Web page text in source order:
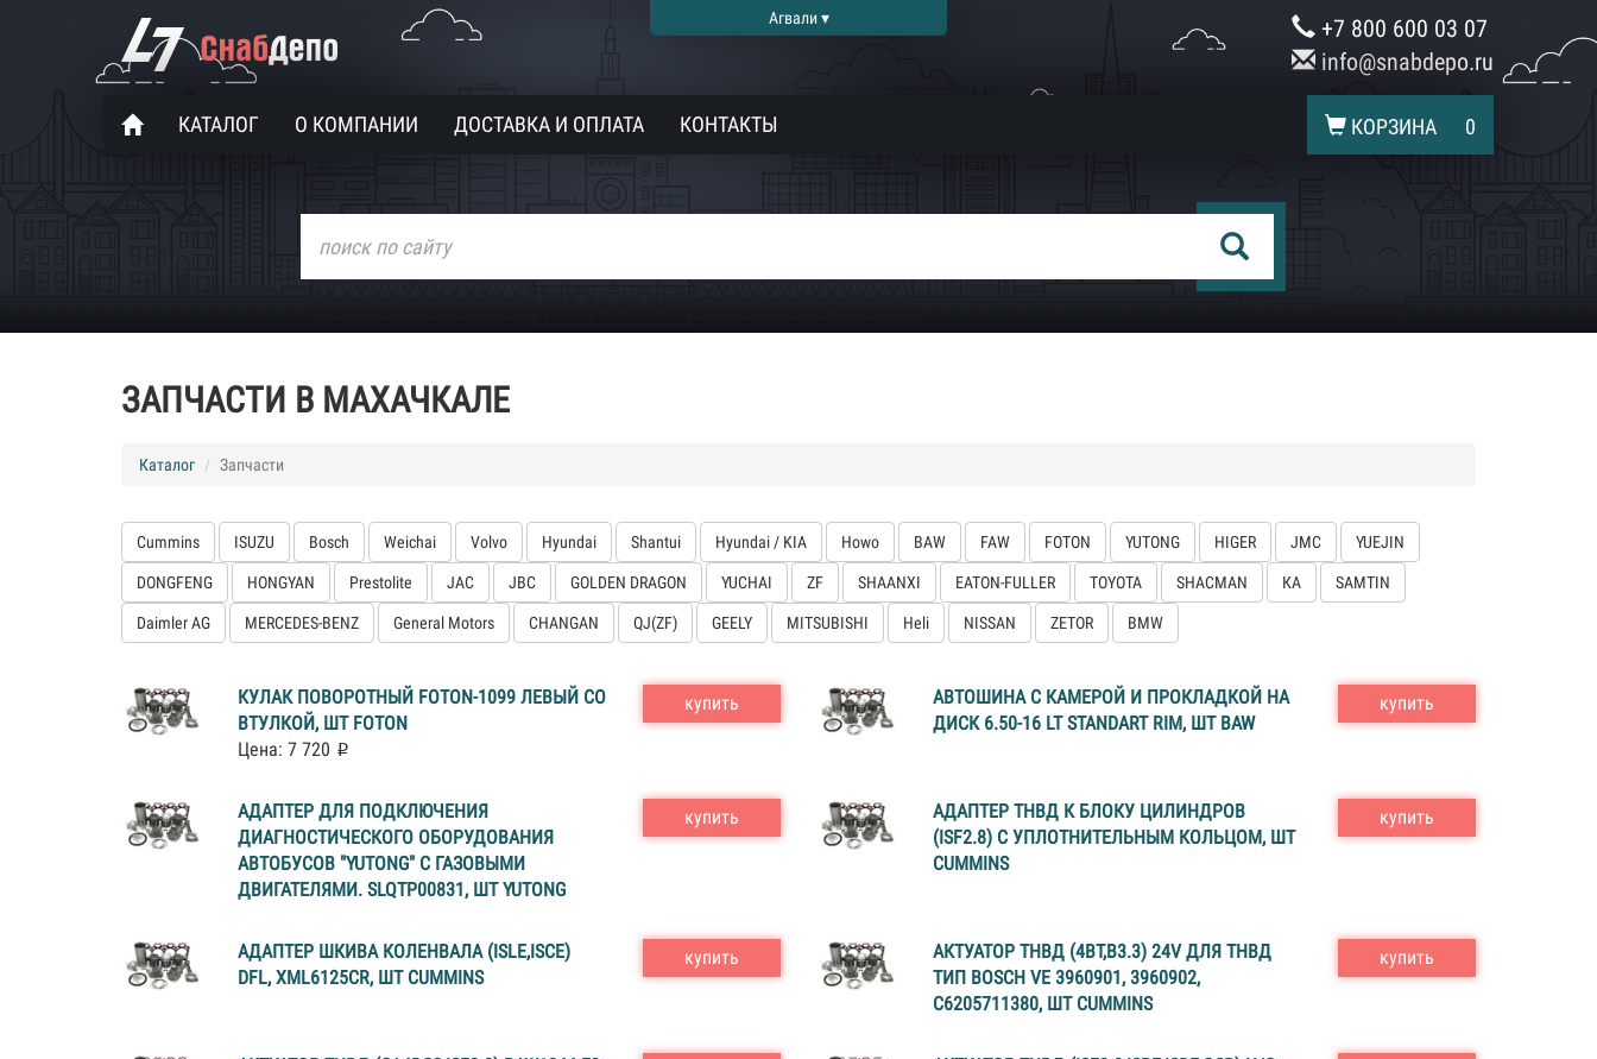
Агвали ▾
+7 800 600 03 07
info@snabdepo.ru
КАТАЛОГ О КОМПАНИИ ДОСТАВКА И ОПЛАТА КОНТАКТЫ КОРЗИНА 0
ЗАПЧАСТИ В МАХАЧКАЛЕ
Каталог Запчасти
Cummins ISUZU Bosch Weichai Volvo Hyundai Shantui Hyundai / KIA Howo BAW FAW FOTON YUTONG HIGER JMC YUEJIN
DONGFENG HONGYAN Prestolite JAC JBC GOLDEN DRAGON YUCHAI ZF SHAANXI EATON-FULLER TOYOTA SHACMAN КА SAMTIN
Daimler AG MERCEDES-BENZ General Motors CHANGAN QJ(ZF) GEELY MITSUBISHI Heli NISSAN ZETOR BMW
КУЛАК ПОВОРОТНЫЙ FOTON-1099 ЛЕВЫЙ СО
ВТУЛКОЙ, ШТ FOTON
Цена: 7 720
купить
АВТОШИНА С КАМЕРОЙ И ПРОКЛАДКОЙ НА
ДИСК 6.50-16 LT STANDART RIM, ШТ BAW
купить
АДАПТЕР ДЛЯ ПОДКЛЮЧЕНИЯ
ДИАГНОСТИЧЕСКОГО ОБОРУДОВАНИЯ
АВТОБУСОВ "YUTONG" С ГАЗОВЫМИ
ДВИГАТЕЛЯМИ. SLQTP00831, ШТ YUTONG
купить
АДАПТЕР ТНВД К БЛОКУ ЦИЛИНДРОВ
(ISF2.8) С УПЛОТНИТЕЛЬНЫМ КОЛЬЦОМ, ШТ
CUMMINS
купить
АДАПТЕР ШКИВА КОЛЕНВАЛА (ISLE,ISCE)
DFL, XML6125CR, ШТ CUMMINS
купить
АКТУАТОР ТНВД (4BT,B3.3) 24V ДЛЯ ТНВД
ТИП BOSCH VE 3960901, 3960902,
C6205711380, ШТ CUMMINS
купить